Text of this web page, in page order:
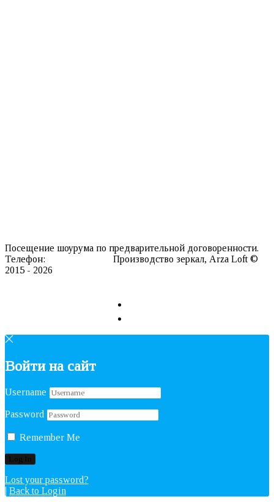
Посещение шоурума по предварительной договоренности.
Телефон:
Производство зеркал, Arza Loft ©
2015 - 2026
Войти на сайт
Username
Password
Remember Me
Lost your password?
Back to Login